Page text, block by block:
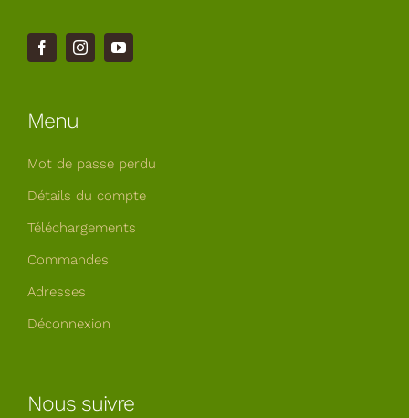
Menu
Mot de passe perdu
Détails du compte
Téléchargements
Commandes
Adresses
Déconnexion
Nous suivre